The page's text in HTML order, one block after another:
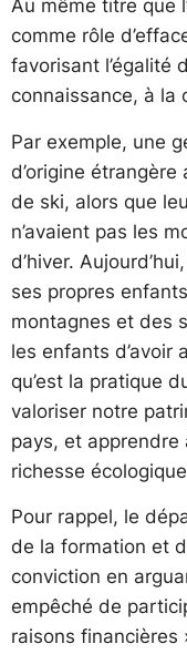
Au même titre que
comme rôle
favorisant l’égalité
connaissance, à la
Par exemple, une
d’origine
de ski, alors que
n’avaient pas les
d’hiver.
ses propres
montagnes et des
les enfants d’avoir
qu’est la pratique
valoriser notre
pays, et
richesse
Pour rappel, le
de la formation et
conviction en
empêché de
raisons financières